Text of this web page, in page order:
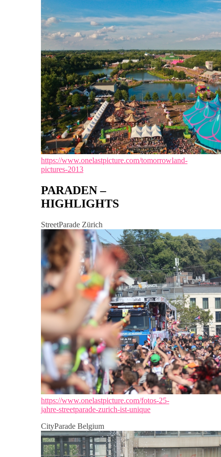
https://www.onelastpicture.com/tomorrowland-
pictures-2013
PARADEN –
HIGHLIGHTS
StreetParade Zürich
https://www.onelastpicture.com/fotos-25-
jahre-streetparade-zurich-ist-unique
CityParade Belgium